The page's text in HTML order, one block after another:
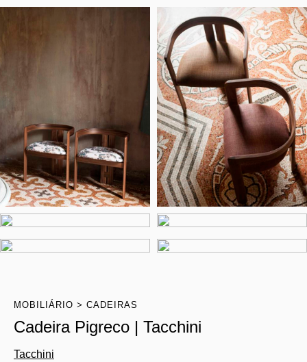
MOBILIÁRIO CADEIRAS
Cadeira Pigreco | Tacchini
Tacchini